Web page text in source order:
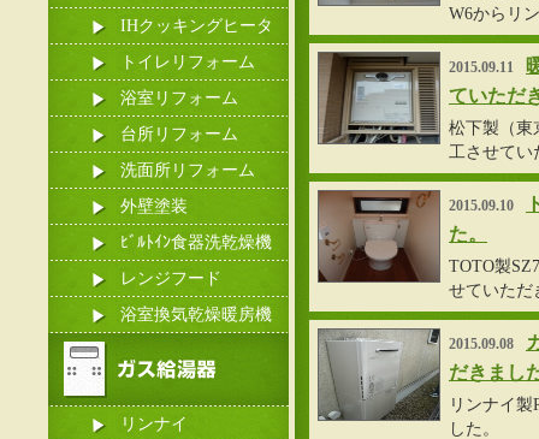
IHクッキングヒータ
ー
トイレリフォーム
浴室リフォーム
台所リフォーム
洗面所リフォーム
外壁塗装
ﾋﾞﾙﾄｲﾝ食器洗乾燥機
レンジフード
浴室換気乾燥暖房機
リンナイ
W6からリ
2015.09.11
ていただ
松下製（東
工させてい
2015.09.10
た。
TOTO製
せていただ
2015.09.08
だきまし
リンナイ製
した。